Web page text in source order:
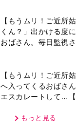
【もうムリ！ご近所
くん？」出かける度
おばさん。毎日監視
【もうムリ！ご近所
へ入ってくるおばさ
エスカレートして…【
もっと見る